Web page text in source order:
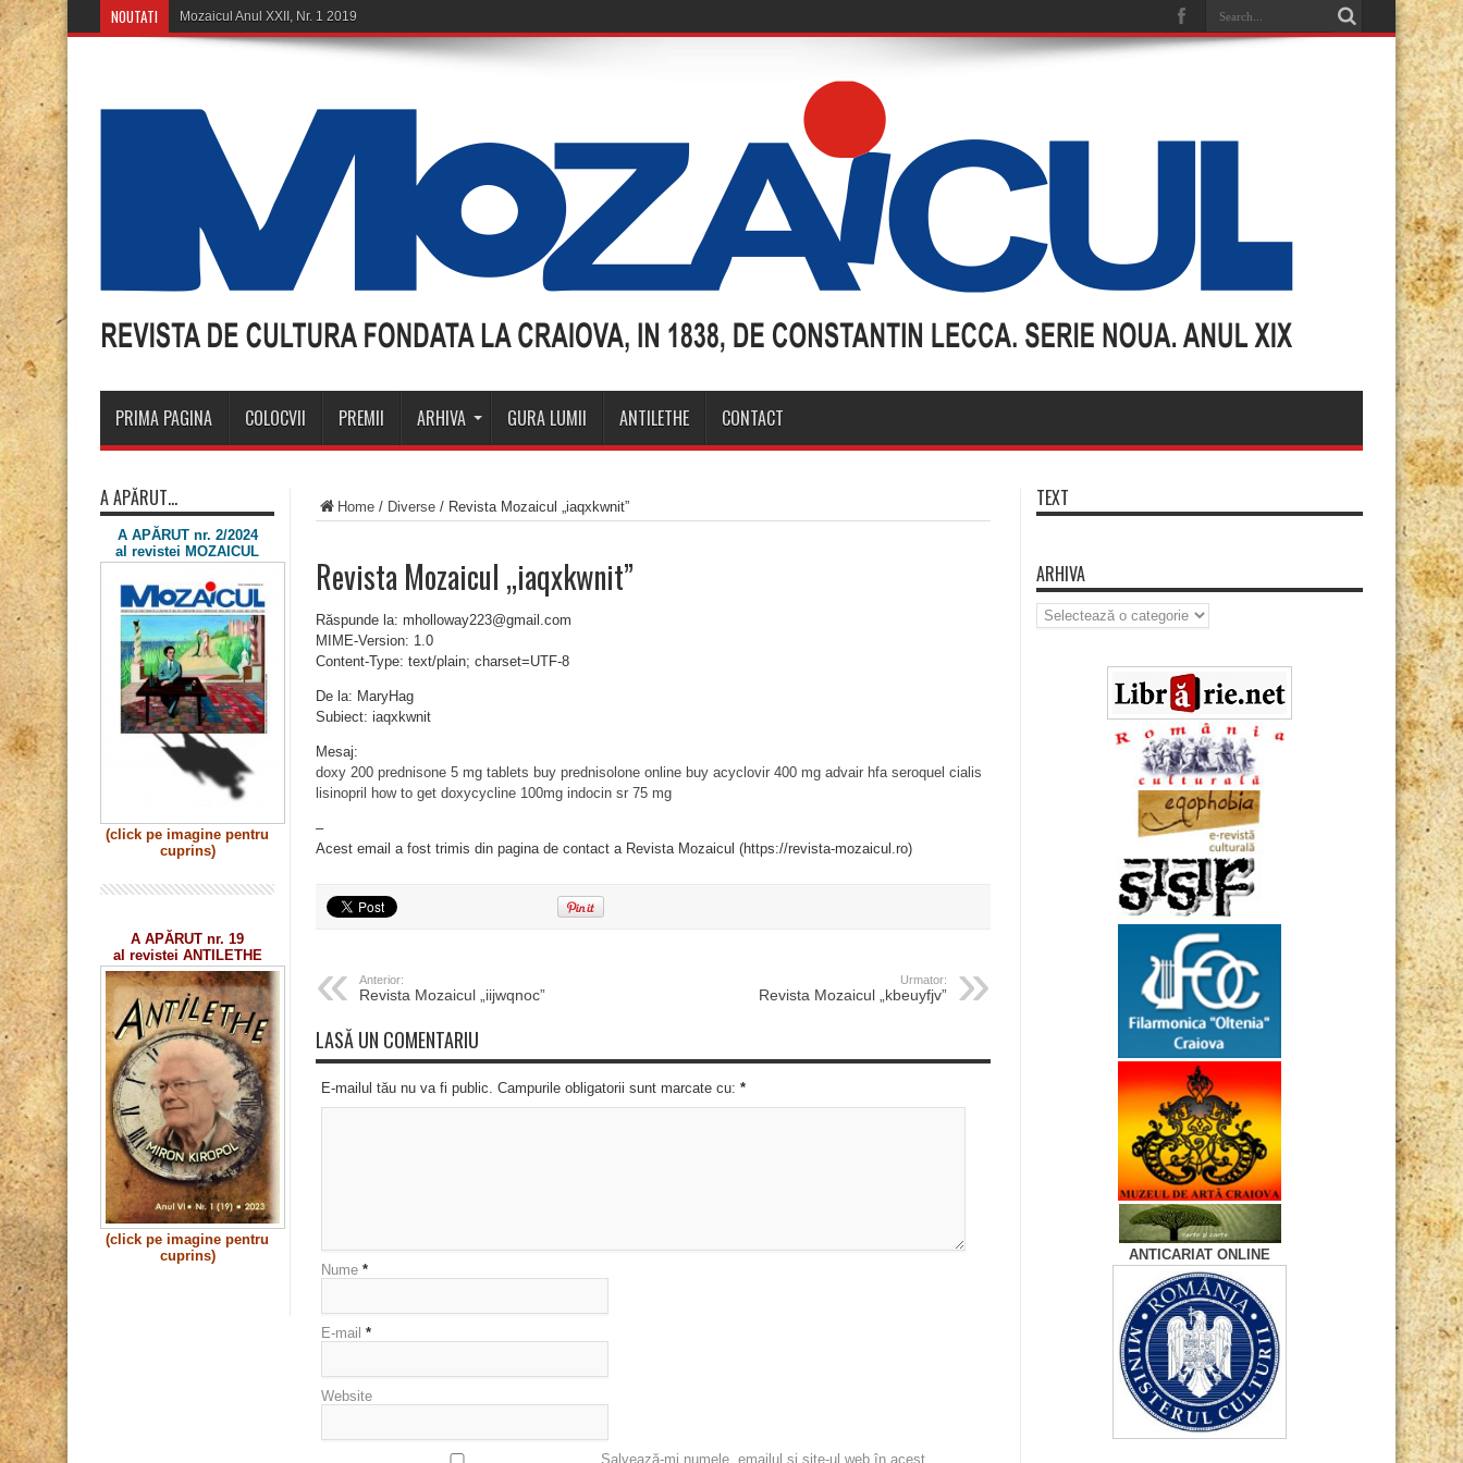
NOUTATI Mozaicu
PRIMA PAGINA COLOCVII PREMII ARHIVA GURA LUMII ANTILETHE CONTACT
Home / Diverse / Revista Mozaicul „iaqxkwnit”
Revista Mozaicul „iaqxkwnit”
Răspunde la: mholloway223@gmail.com
MIME-Version: 1.0
Content-Type: text/plain; charset=UTF-8
De la: MaryHag
Subiect: iaqxkwnit
Mesaj:
doxy 200 prednisone 5 mg tablets buy prednisolone online buy acyclovir 400 mg advair hfa seroquel cialis
lisinopril
how to get doxycycline 100mg indocin sr 75 mg
–
Acest email a fost trimis din pagina de contact a Revista Mozaicul (https://revista-mozaicul.ro)
Anterior:
Revista Mozaicul „iijwqnoc”
Urmator:
Revista Mozaicul „kbeuyfjv”
LASĂ UN COMENTARIU
E-mailul tău nu va fi public. Campurile obligatorii sunt marcate cu: *
Nume *
E-mail *
Website
Salvează-mi numele, emailul și site-ul web în acest
A APĂRUT…
A APĂRUT nr. 2/2024
al revistei MOZAICUL
(click pe imagine pentru
cuprins)
A APĂRUT nr. 19
al revistei ANTILETHE
(click pe imagine pentru
cuprins)
TEXT
ARHIVA
Arhiva
ANTICARIAT ONLINE